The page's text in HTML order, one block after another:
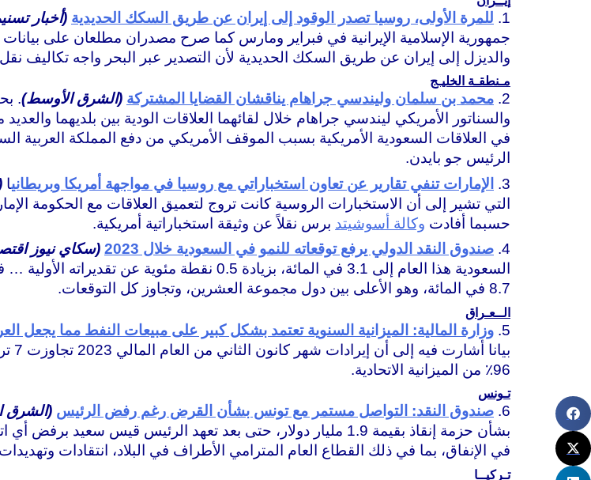
1. للمرة الأولى، روسيا تصدر الوقود إلى إيران عن طريق السكك الحديدية (أخبار
جمهورية الإسلامية الإيرانية في فبراير ومارس كما صرح مصدران مطلعان على
والديزل إلى إيران عن طريق السكك الحديدية لأن التصدير عبر البحر واجه تكاليف نقل
مـنطقـة الخليـج
2. محمد بن سلمان وليندسي جراهام يناقشان القضايا المشتركة (الشرق الأوسط).
والسناتور الأمريكي ليندسي جراهام خلال لقائهما العلاقات الودية بين بلديهما
في العلاقات السعودية الأمريكية بسبب الموقف الأمريكي من دفع المملكة
الرئيس جو بايدن.
3.
الإمارات تنفي تقارير عن تعاون استخباراتي مع روسيا في مواجهة أمريكا وبريطانيا
التي تشير إلى أن الاستخبارات الروسية كانت تروج لتعميق العلاقات مع الحكومة
حسبما أفادت وكالة أسوشيتد برس نقلاً عن وثيقة استخباراتية أمريكية.
4. صندوق النقد الدولي يرفع توقعاته للنمو في السعودية خلال 2023 (سكاي نيوز
السعودية هذا العام إلى 3.1 في المائة، بزيادة 0.5
8.7 في المائة، وهو الأعلى بين دول مجموعة العشرين، وتجاوز كل التوقعات.
الــعـراق
5. وزارة المالية: الميزانية السنوية تعتمد بشكل كبير على مبيعات النفط مما يجعل
96٪ من الميزانية الاتحادية.
تـونس
6. صندوق النقد: التواصل مستمر مع تونس بشأن القرض رغم رفض الرئيس (الشرق
بشأن حزمة إنقاذ بقيمة 1.9 مليار دولار، حتى بعد تعهد الرئيس
في الإنفاق، بما في ذلك القطاع العام المترامي الأطراف في البلاد، انتقادات
تـركيــا